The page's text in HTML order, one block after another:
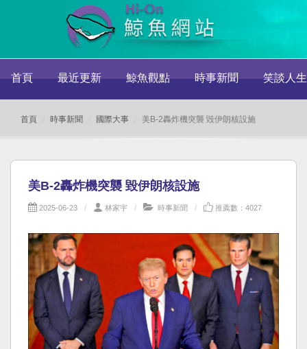
首頁 最近更新 鯨魚觀點 時事新聞 笑談人生
首頁 時事新聞 國際大事 美B-2轟炸機突襲 毀伊朗核設施
美B-2轟炸機突襲 毀伊朗核設施
2025-06-23 林家宇 時事新聞 推薦數：4027